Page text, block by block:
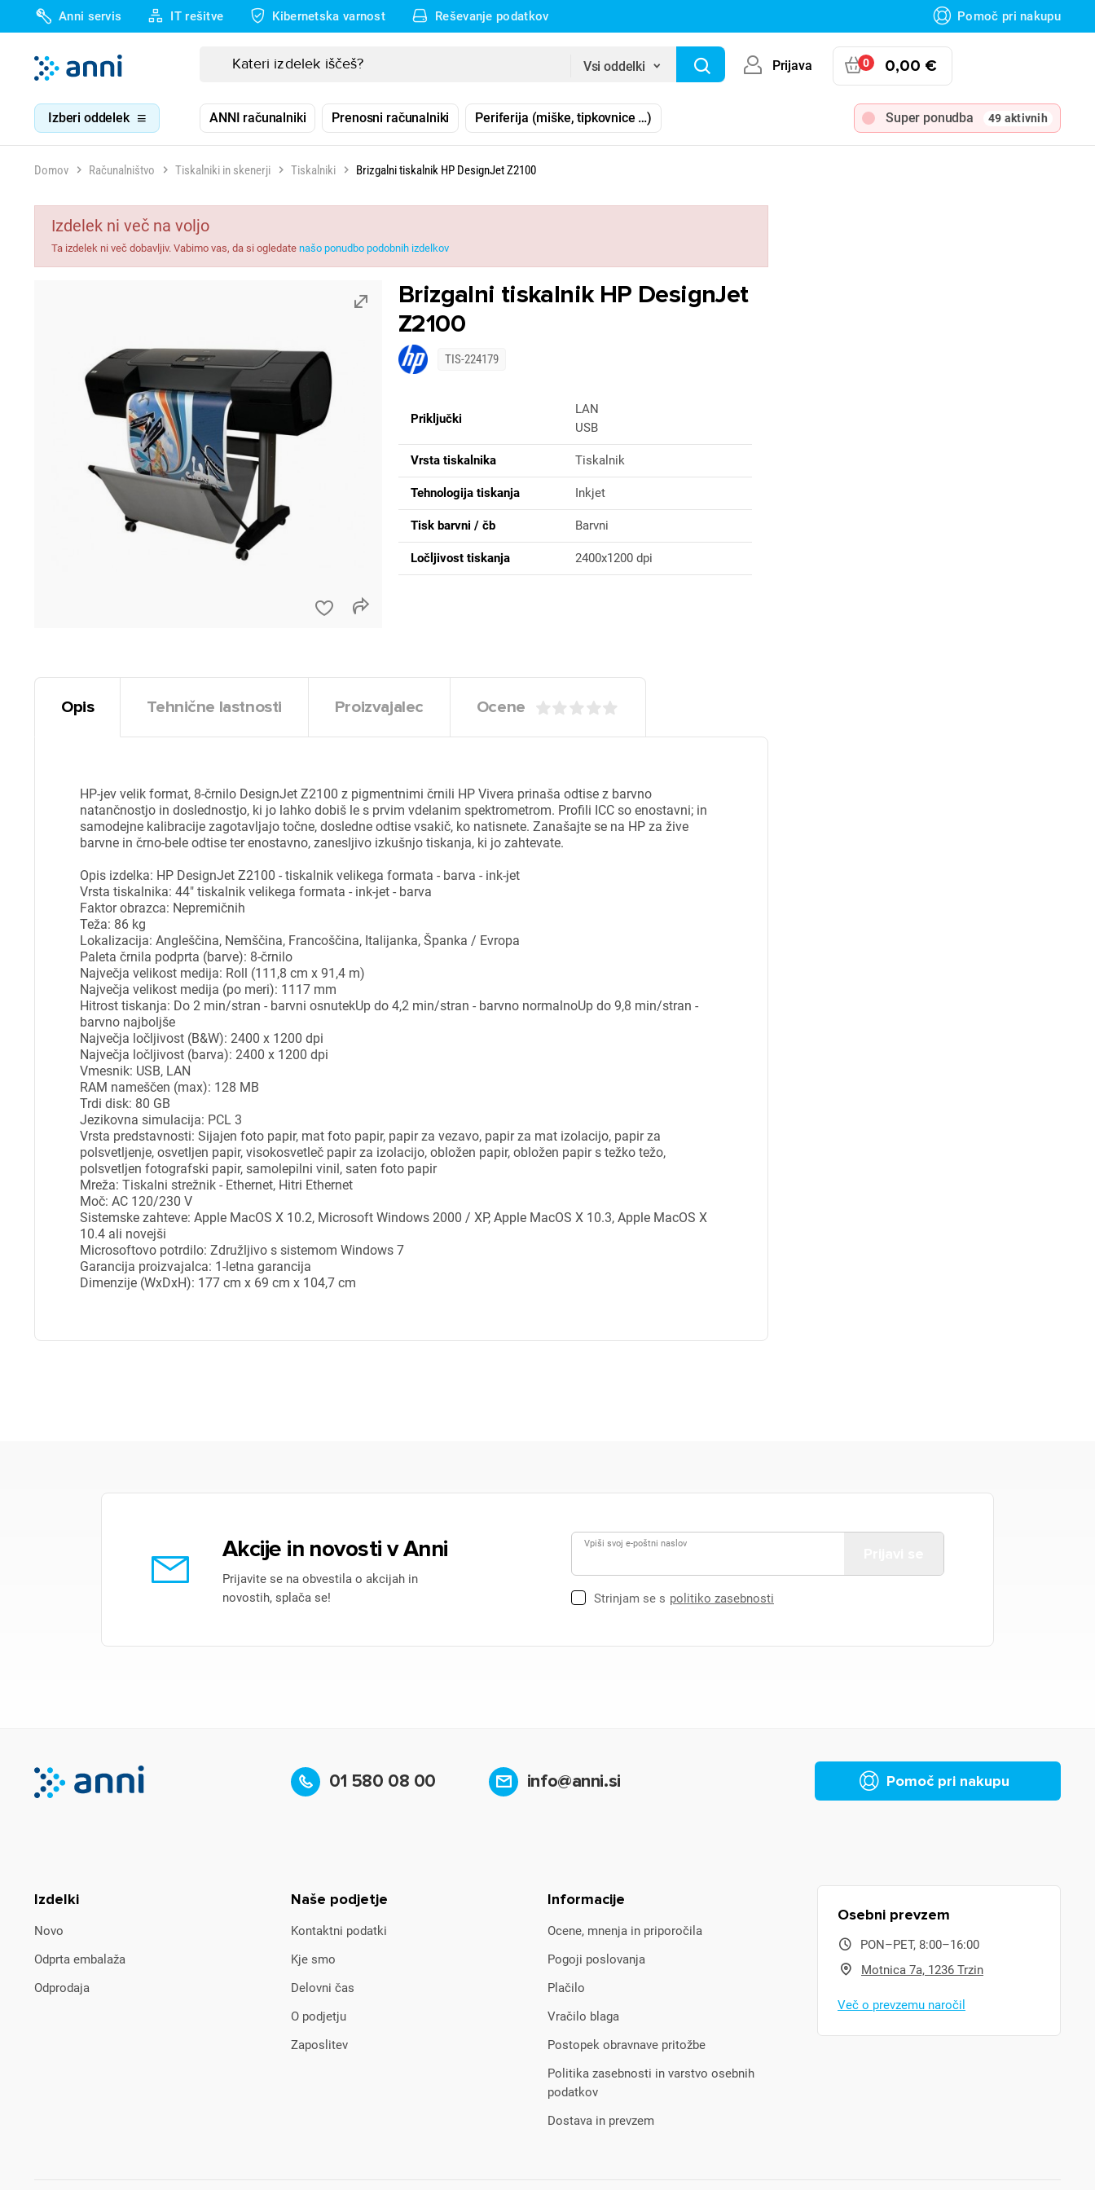
Anni servis IT rešitve Kibernetska varnost Reševanje podatkov Pomoč pri nakupu
Vsi oddelki Prijava 0 0,00 €
Izberi oddelek ANNI računalniki Prenosni računalniki Periferija (miške, tipkovnice …) Super ponudba 49 aktivnih
Domov Računalništvo Tiskalniki in skenerji Tiskalniki Brizgalni tiskalnik HP DesignJet Z2100
Izdelek ni več na voljo
Ta izdelek ni več dobavljiv. Vabimo vas, da si ogledate našo ponudbo podobnih izdelkov
Brizgalni tiskalnik HP DesignJet
Z2100
TIS-224179
Priključki
LAN
USB
Vrsta tiskalnika Tiskalnik
Tehnologija tiskanja Inkjet
Tisk barvni / čb Barvni
Ločljivost tiskanja 2400x1200 dpi
Opis Tehnične lastnosti Proizvajalec Ocene
HP-jev velik format, 8-črnilo DesignJet Z2100 z pigmentnimi črnili HP Vivera prinaša odtise z barvno
natančnostjo in doslednostjo, ki jo lahko dobiš le s prvim vdelanim spektrometrom. Profili ICC so enostavni; in
samodejne kalibracije zagotavljajo točne, dosledne odtise vsakič, ko natisnete. Zanašajte se na HP za žive
barvne in črno-bele odtise ter enostavno, zanesljivo izkušnjo tiskanja, ki jo zahtevate.
Opis izdelka: HP DesignJet Z2100 - tiskalnik velikega formata - barva - ink-jet
Vrsta tiskalnika: 44" tiskalnik velikega formata - ink-jet - barva
Faktor obrazca: Nepremičnih
Teža: 86 kg
Lokalizacija: Angleščina, Nemščina, Francoščina, Italijanka, Španka / Evropa
Paleta črnila podprta (barve): 8-črnilo
Največja velikost medija: Roll (111,8 cm x 91,4 m)
Največja velikost medija (po meri): 1117 mm
Hitrost tiskanja: Do 2 min/stran - barvni osnutekUp do 4,2 min/stran - barvno normalnoUp do 9,8 min/stran -
barvno najboljše
Največja ločljivost (B&W): 2400 x 1200 dpi
Največja ločljivost (barva): 2400 x 1200 dpi
Vmesnik: USB, LAN
RAM nameščen (max): 128 MB
Trdi disk: 80 GB
Jezikovna simulacija: PCL 3
Vrsta predstavnosti: Sijajen foto papir, mat foto papir, papir za vezavo, papir za mat izolacijo, papir za
polsvetljenje, osvetljen papir, visokosvetleč papir za izolacijo, obložen papir, obložen papir s težko težo,
polsvetljen fotografski papir, samolepilni vinil, saten foto papir
Mreža: Tiskalni strežnik - Ethernet, Hitri Ethernet
Moč: AC 120/230 V
Sistemske zahteve: Apple MacOS X 10.2, Microsoft Windows 2000 / XP, Apple MacOS X 10.3, Apple MacOS X
10.4 ali novejši
Microsoftovo potrdilo: Združljivo s sistemom Windows 7
Garancija proizvajalca: 1-letna garancija
Dimenzije (WxDxH): 177 cm x 69 cm x 104,7 cm
Akcije in novosti v Anni
Prijavite se na obvestila o akcijah in
novostih, splača se!
Vpiši svoj e-poštni naslov
Strinjam se s politiko zasebnosti
01 580 08 00 info@anni.si Pomoč pri nakupu
Izdelki
Novo
Odprta embalaža
Odprodaja
Naše podjetje
Kontaktni podatki
Kje smo
Delovni čas
O podjetju
Zaposlitev
Informacije
Ocene, mnenja in priporočila
Pogoji poslovanja
Plačilo
Vračilo blaga
Postopek obravnave pritožbe
Politika zasebnosti in varstvo osebnih
podatkov
Dostava in prevzem
Osebni prevzem
PON–PET, 8:00–16:00
Motnica 7a, 1236 Trzin
Več o prevzemu naročil
Za dodajanje na seznam želja morate biti prijavljeni.
Prekliči Prijava